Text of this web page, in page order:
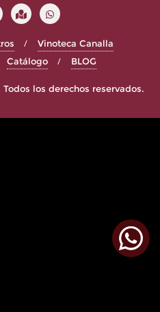
Vinoteca Canalla
Catálogo BLOG
los derechos reservados.